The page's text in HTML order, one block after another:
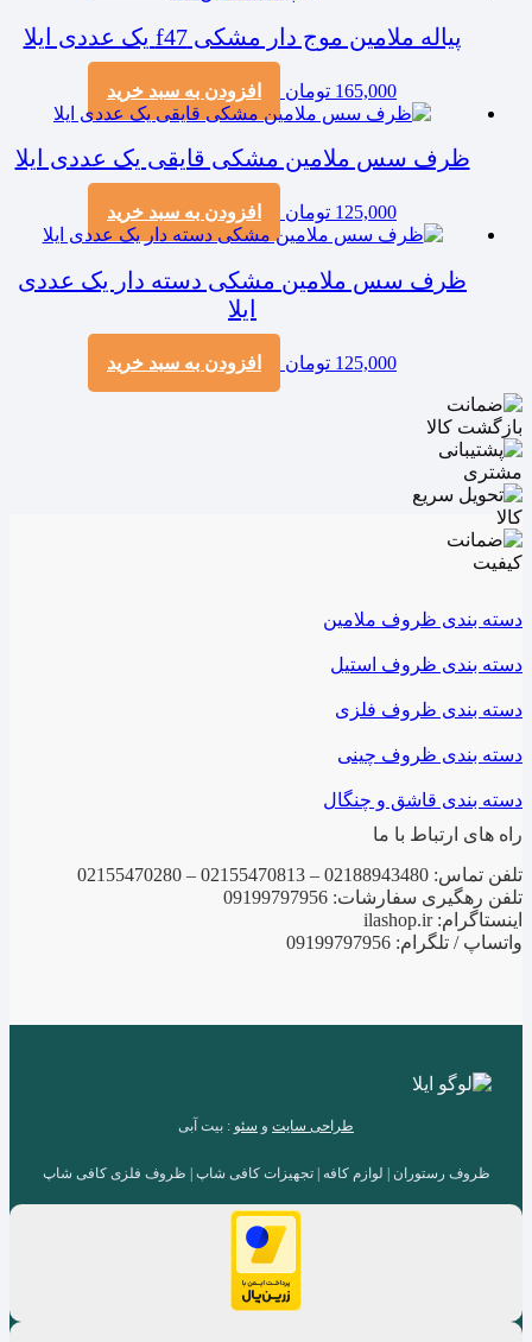
پیاله ملامین موج دار مشکی f47 یک عددی ایلا
165,000 تومان افزودن به سبد خرید
ظرف سس ملامین مشکی قایقی یک عددی ایلا
125,000 تومان افزودن به سبد خرید
ظرف سس ملامین مشکی دسته دار یک عددی
ایلا
125,000 تومان افزودن به سبد خرید
دسته بندی ظروف ملامین
دسته بندی ظروف استیل
دسته بندی ظروف فلزی
دسته بندی ظروف چینی
دسته بندی قاشق و چنگال
راه های ارتباط با ما
تلفن تماس: 02188943480 – 02155470813 – 02155470280
تلفن رهگیری سفارشات: 09199797956
اینستاگرام: ilashop.ir
واتساپ / تلگرام: 09199797956
طراحی سایت و سئو : بیت آبی
ظروف رستوران | لوازم کافه | تجهیزات کافی شاپ | ظروف فلزی کافی شاپ